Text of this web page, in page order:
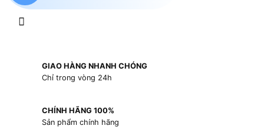
GIAO HÀNG NHANH CHÓNG
Chỉ trong vòng 24h
CHÍNH HÃNG 100%
Sản phẩm chính hãng